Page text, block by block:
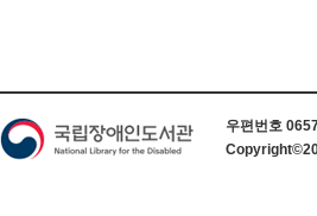
우편번호